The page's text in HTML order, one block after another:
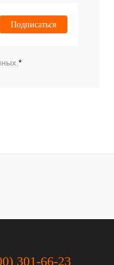
клик
К
сравнению
Подписаться
*
301-66-23